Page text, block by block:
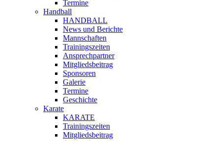
Termine
Handball
HANDBALL
News und Berichte
Mannschaften
Trainingszeiten
Ansprechpartner
Mitgliedsbeitrag
Sponsoren
Galerie
Termine
Geschichte
Karate
KARATE
Trainingszeiten
Mitgliedsbeitrag